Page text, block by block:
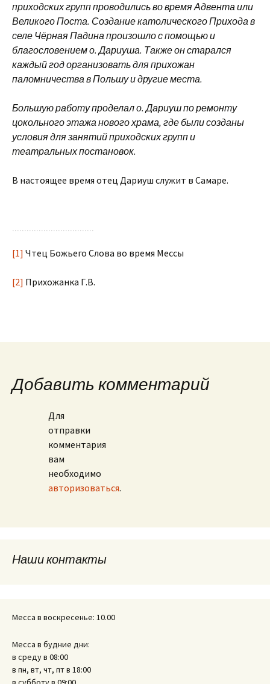
приходских групп проводились во время Адвента или
Великого Поста. Создание католического Прихода в
селе Чёрная Падина произошло с помощью и
благословением о. Дариуша. Также он старался
каждый год организовать для прихожан
паломничества в Польшу и другие места.
Большую работу проделал о. Дариуш по ремонту
цокольного этажа нового храма, где были созданы
условия для занятий приходских групп и
театральных постановок.
В настоящее время отец Дариуш служит в Самаре.
[1] Чтец Божьего Слова во время Мессы
[2] Прихожанка Г.В.
Добавить комментарий
Для
отправки
комментария
вам
необходимо
авторизоваться.
Наши контакты
Месса в воскресенье: 10.00
Месса в будние дни:
в среду в 08:00
в пн, вт, чт, пт в 18:00